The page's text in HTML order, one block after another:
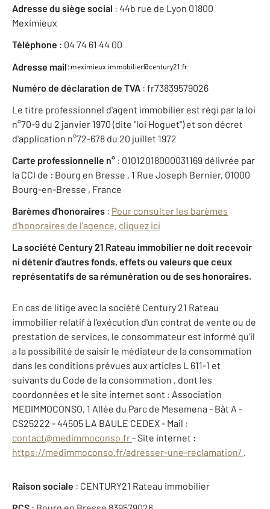
Adresse du siège social : 44b rue de Lyon 01800
Meximieux
Téléphone : 04 74 61 44 00
Adresse mail:
Numéro de déclaration de TVA : fr73839579026
Le titre professionnel d'agent immobilier est régi par la loi
n°70-9 du 2 janvier 1970 (dite "loi Hoguet") et son décret
d'application n°72-678 du 20 juillet 1972
Carte professionnelle n° : 01012018000031169 délivrée par
la CCI de : Bourg en Bresse , 1 Rue Joseph Bernier, 01000
Bourg-en-Bresse , France
Barèmes d'honoraires : Pour consulter les barèmes
d'honoraires de l'agence, cliquez ici
La société Century 21 Rateau immobilier ne doit recevoir
ni détenir d'autres fonds, effets ou valeurs que ceux
représentatifs de sa rémunération ou de ses honoraires.
En cas de litige avec la société Century 21 Rateau
immobilier relatif à l'exécution d'un contrat de vente ou de
prestation de services, le consommateur est informé qu'il
a la possibilité de saisir le médiateur de la consommation
dans les conditions prévues aux articles L 611-1 et
suivants du Code de la consommation , dont les
coordonnées et le site internet sont : Association
MEDIMMOCONSO, 1 Allée du Parc de Mesemena - Bât A -
CS25222 - 44505 LA BAULE CEDEX - Mail :
contact@medimmoconso.fr- Site internet :
https://medimmoconso.fr/adresser-une-reclamation/ .
Raison sociale : CENTURY21 Rateau immobilier